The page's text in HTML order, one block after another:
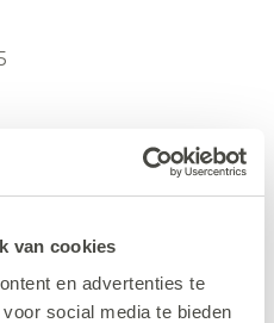
van cookies
en advertenties te
social media te bieden